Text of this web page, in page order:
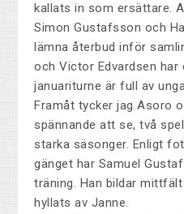
kallats in som ersättare.
Simon Gustafsson och
lämna återbud inför
och Victor Edvardsen
januariturne är full av
Framåt tycker jag Asoro
spännande att se, två
starka säsonger. Enligt
gänget har Samuel
träning. Han bildar
hyllats av Janne.